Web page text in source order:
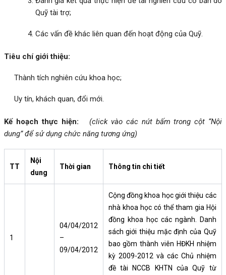
Quỹ tài trợ;
Các vấn đề khác liên quan đến hoạt động của Quỹ.
Tiêu chí giới thiệu:
Thành tích nghiên cứu khoa học;
Uy tín, khách quan, đổi mới.
Kế hoạch thực hiện:
(click vào các nút bấm trong cột “Nội
dung” để sử dụng chức năng tương ứng)
TT
Nội
dung
Thời gian Thông tin chi tiết
1
04/04/2012
–
09/04/2012
Cộng đồng khoa học giới thiệu các
nhà khoa học có thể tham gia Hội
đồng khoa học các ngành. Danh
sách giới thiệu mặc định của Quỹ
bao gồm thành viên HĐKH nhiệm
kỳ 2009-2012 và các Chủ nhiệm
đề tài NCCB KHTN của Quỹ từ